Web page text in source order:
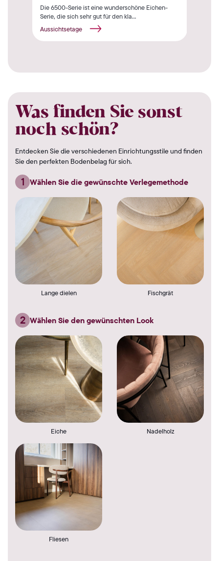
Die 6500-Serie ist eine wunderschöne Eichen-
Serie, die sich sehr gut für den kla...
Aussichtsetage
Was finden Sie sonst
noch schön?
Entdecken Sie die verschiedenen Einrichtungsstile und finden
Sie den perfekten Bodenbelag für sich.
1 Wählen Sie die gewünschte Verlegemethode
Lange dielen Fischgrät
2 Wählen Sie den gewünschten Look
Eiche Nadelholz
Fliesen